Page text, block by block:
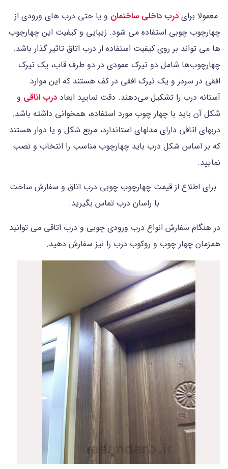
معمولا برای درب داخلی ساختمان و یا حتی درب های ورودی از
چهارچوب چوبی استفاده می شود. زیبایی و کیفیت این چهارچوب
ها می تواند بر روی کیفیت استفاده از درب اتاق تاثیر گذار باشد.
چهارچوب‌ها شامل دو تیرک عمودی در دو طرف قاب، یک تیرک
افقی در سردر و یک تیرک افقی در کف هستند که این موارد
آستانه درب را تشکیل می‌دهند. دقت نمایید ابعاد درب اتاقی و
شکل آن باید با چهار چوب مورد استفاده، همخوانی داشته باشد.
دربهای اتاقی دارای مدلهای استاندارد، مربع شکل و یا دوار هستند
که بر اساس شکل درب باید چهارچوب مناسب را انتخاب و نصب
نمایید.
برای اطلاع از قیمت چهارچوب چوبی درب اتاق و سفارش ساخت
با راسان درب تماس بگیرید.
در هنگام سفارش انواع درب ورودی چوبی و درب اتاقی می توانید
همزمان چهار چوب و روکوب درب را نیز سفارش دهید.